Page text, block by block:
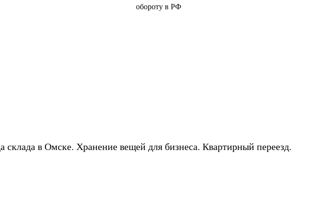
обороту в РФ
в Омске. Хранение вещей для бизнеса. Квартирный переезд.